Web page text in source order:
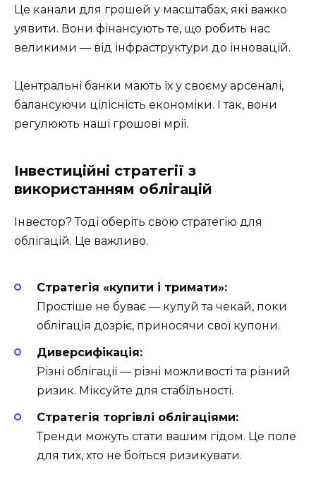
Це канали для грошей у масштабах, які важко
уявити. Вони фінансують те, що робить нас
великими — від інфраструктури до інновацій.
Центральні банки мають їх у своєму арсеналі,
балансуючи цілісність економіки. І так, вони
регулюють наші грошові мрії.
Інвестиційні стратегії з
використанням облігацій
Інвестор? Тоді оберіть свою стратегію для
облігацій. Це важливо.
Стратегія «купити і тримати»:
Простіше не буває — купуй та чекай, поки
облігація дозріє, приносячи свої купони.
Диверсифікація:
Різні облігації — різні можливості та різний
ризик. Міксуйте для стабільності.
Стратегія торгівлі облігаціями:
Тренди можуть стати вашим гідом. Це поле
для тих, хто не боїться ризикувати.